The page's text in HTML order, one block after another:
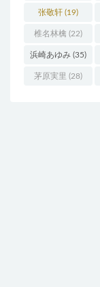
(25)
张敬轩 (19)
椎名林檎 (22)
浜崎あゆみ (35)
茅原実里 (28)